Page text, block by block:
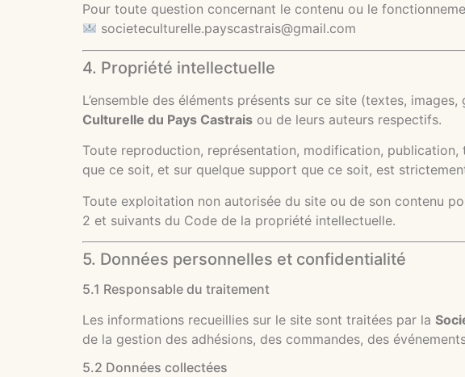
Pour toute question concernant le contenu ou le
societeculturelle.payscastrais@gmail.com
4. Propriété intellectuelle
L’ensemble des éléments présents sur ce site (textes,
Culturelle du Pays Castrais ou de leurs auteurs respectifs.
Toute reproduction, représentation, modification,
que ce soit, et sur quelque support que ce soit, est
Toute exploitation non autorisée du site ou de son contenu
2 et suivants du Code de la propriété intellectuelle.
5. Données personnelles et confidentialité
5.1 Responsable du traitement
Les informations recueillies sur le site sont traitées par la
de la gestion des adhésions, des commandes, des
5.2 Données collectées